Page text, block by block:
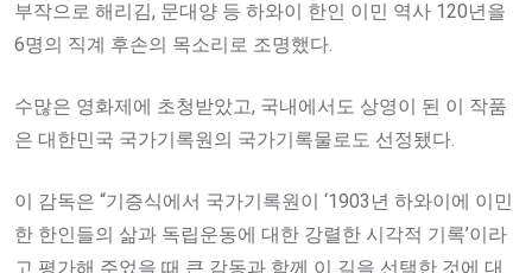
부작으로 해리김, 문대양 등 하와이 한인 이민 역사 120년을
6명의 직계 후손의 목소리로 조명했다.
수많은 영화제에 초청받았고, 국내에서도 상영이 된 이 작품
은 대한민국 국가기록원의 국가기록물로도 선정됐다.
이 감독은 “기증식에서 국가기록원이 ‘1903년 하와이에 이민
한 한인들의 삶과 독립운동에 대한 강렬한 시각적 기록’이라
고 평가해 주었을 때 큰 감동과 함께 이 길을 선택한 것에 대